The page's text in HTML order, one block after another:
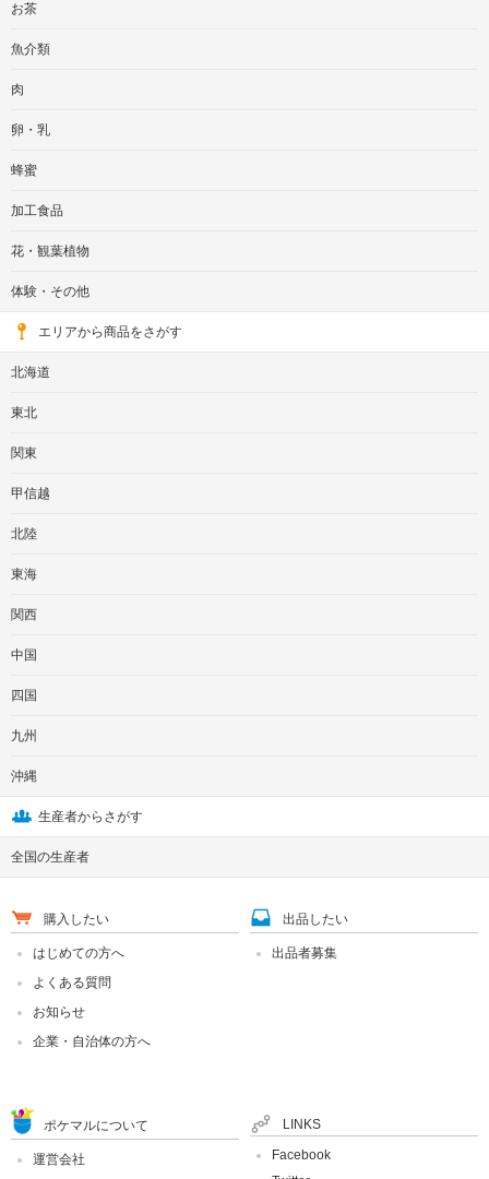
お茶
魚介類
肉
卵・乳
蜂蜜
加工食品
花・観葉植物
体験・その他
エリアから商品をさがす
北海道
東北
関東
甲信越
北陸
東海
関西
中国
四国
九州
沖縄
生産者からさがす
全国の生産者
購入したい
はじめての方へ
よくある質問
お知らせ
企業・自治体の方へ
出品したい
出品者募集
ポケマルについて
運営会社
LINKS
Facebook